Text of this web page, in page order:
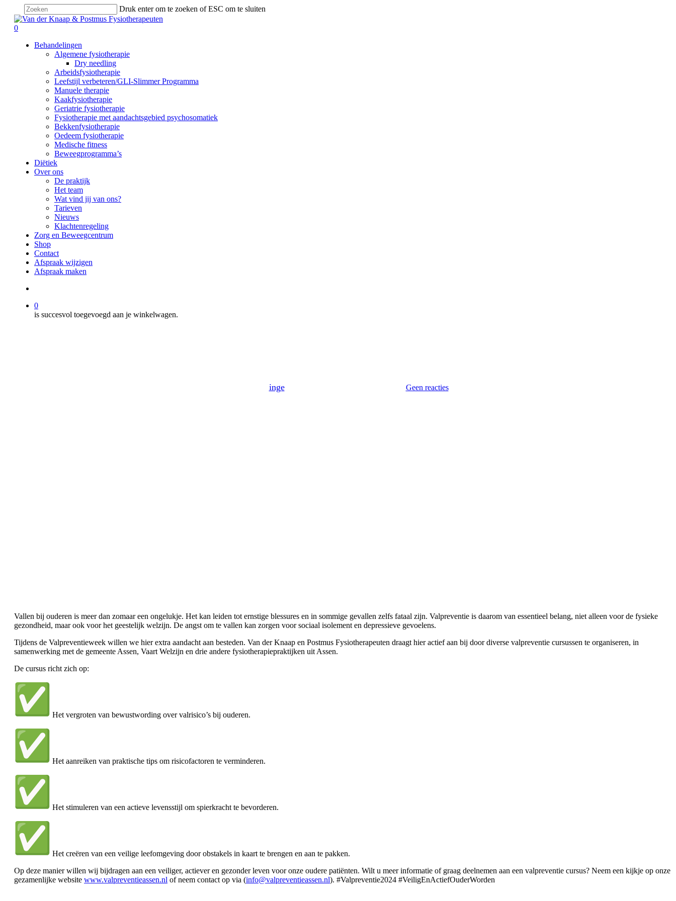
main
Druk enter om te zoeken of ESC om te sluiten
Close
search
0
Behandelingen
Algemene fysiotherapie
Dry needling
Arbeidsfysiotherapie
Leefstijl verbeteren/GLI-Slimmer Programma
Manuele therapie
Kaakfysiotherapie
Geriatrie fysiotherapie
Fysiotherapie met aandachtsgebied psychosomatiek
Bekkenfysiotherapie
Oedeem fysiotherapie
Medische fitness
Beweegprogramma’s
Diëtiek
Over ons
De praktijk
Het team
Wat vind jij van ons?
Tarieven
Nieuws
Klachtenregeling
Zorg en Beweegcentrum
Shop
Contact
Afspraak wijzigen
Afspraak maken
0
is succesvol toegevoegd aan je winkelwagen.
inge30 september 2024 Geen reacties
Vallen bij ouderen is meer dan zomaar een ongelukje. Het kan leiden tot ernstige blessures en in sommige gevallen zelfs fataal zijn. Valpreventie is daarom van essentieel belang, niet alleen voor de fysieke
gezondheid, maar ook voor het geestelijk welzijn. De angst om te vallen kan zorgen voor sociaal isolement en depressieve gevoelens.
Tijdens de Valpreventieweek willen we hier extra aandacht aan besteden. Van der Knaap en Postmus Fysiotherapeuten draagt hier actief aan bij door diverse valpreventie cursussen te organiseren, in
samenwerking met de gemeente Assen, Vaart Welzijn en drie andere fysiotherapiepraktijken uit Assen.
De cursus richt zich op:
Het vergroten van bewustwording over valrisico’s bij ouderen.
Het aanreiken van praktische tips om risicofactoren te verminderen.
Het stimuleren van een actieve levensstijl om spierkracht te bevorderen.
Het creëren van een veilige leefomgeving door obstakels in kaart te brengen en aan te pakken.
Op deze manier willen wij bijdragen aan een veiliger, actiever en gezonder leven voor onze oudere patiënten. Wilt u meer informatie of graag deelnemen aan een valpreventie cursus? Neem een kijkje op onze
gezamenlijke website www.valpreventieassen.nl of neem contact op via (info@valpreventieassen.nl). #Valpreventie2024 #VeiligEnActiefOuderWorden